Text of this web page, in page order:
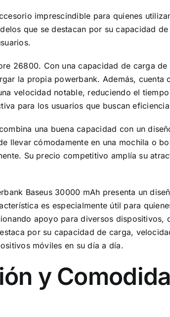
imprescindible para quienes
que se destacan por su capacidad
26800. Con una capacidad de carga
la propia powerbank. Además,
velocidad notable, reduciendo el
para los usuarios que buscan
una buena capacidad con un
llevar cómodamente en una mochila o
Su precio competitivo amplía su
Baseus 30000 mAh presenta un
es especialmente útil para
apoyo para diversos dispositivos,
por su capacidad de carga,
móviles en su día a día.
y